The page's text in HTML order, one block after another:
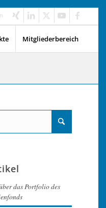
Mitgliederbereich
das Portfolio des